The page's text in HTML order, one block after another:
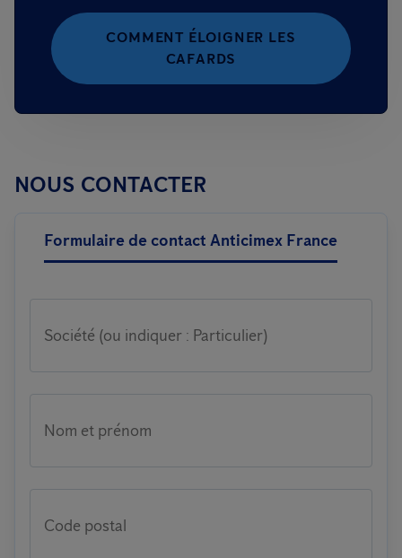
COMMENT ÉLOIGNER LES
CAFARDS
NOUS CONTACTER
Formulaire de contact Anticimex France
Société (ou indiquer : Particulier)
Nom et prénom
Code postal